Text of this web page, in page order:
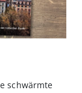
schwärmte